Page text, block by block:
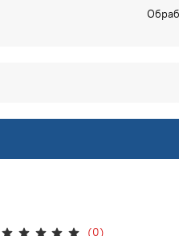
(0)